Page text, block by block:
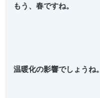
もう、春ですね。
温暖化の影響でしょうね。